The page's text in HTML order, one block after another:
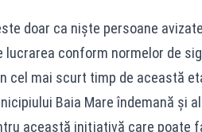
doar ca nişte persoane
lucrarea conform normelor de
cel mai scurt timp de această
Baia Mare îndemană și
această iniţiativă care poate